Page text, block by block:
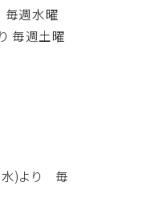
毎週水曜
り 毎週土曜
水)より 毎